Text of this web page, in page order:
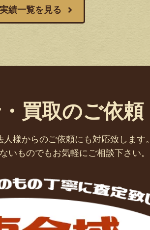
績一覧を見る
買取のご依頼
様からのご依頼にも対応致します。
いものでもお気軽にご相談下さい。